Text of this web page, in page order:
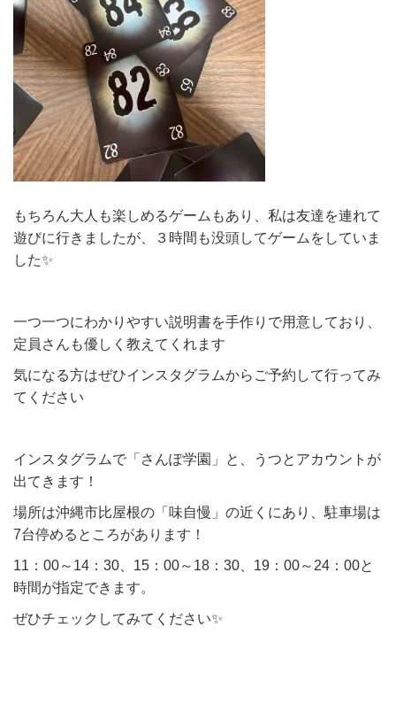
もちろん大人も楽しめるゲームもあり、私は友達を連れて
遊びに行きましたが、３時間も没頭してゲームをしていま
した✨
一つ一つにわかりやすい説明書を手作りで用意しており、
定員さんも優しく教えてくれます
気になる方はぜひインスタグラムからご予約して行ってみ
てください
インスタグラムで「さんぽ学園」と、うつとアカウントが
出てきます！
場所は沖縄市比屋根の「味自慢」の近くにあり、駐車場は
7台停めるところがあります！
11：00～14：30、15：00～18：30、19：00～24：00と
時間が指定できます。
ぜひチェックしてみてください✨